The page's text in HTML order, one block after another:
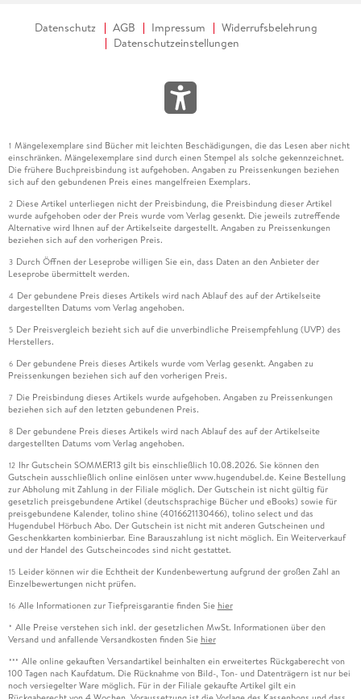
Datenschutz AGB Impressum
Widerrufsbelehrung
Datenschutzeinstellungen
1 Mängelexemplare sind Bücher mit leichten Beschädigungen, die das Lesen aber nicht
einschränken. Mängelexemplare sind durch einen Stempel als solche gekennzeichnet.
Die frühere Buchpreisbindung ist aufgehoben. Angaben zu Preissenkungen beziehen
sich auf den gebundenen Preis eines mangelfreien Exemplars.
2 Diese Artikel unterliegen nicht der Preisbindung, die Preisbindung dieser Artikel
wurde aufgehoben oder der Preis wurde vom Verlag gesenkt. Die jeweils zutreffende
Alternative wird Ihnen auf der Artikelseite dargestellt. Angaben zu Preissenkungen
beziehen sich auf den vorherigen Preis.
3 Durch Öffnen der Leseprobe willigen Sie ein, dass Daten an den Anbieter der
Leseprobe übermittelt werden.
4 Der gebundene Preis dieses Artikels wird nach Ablauf des auf der Artikelseite
dargestellten Datums vom Verlag angehoben.
5 Der Preisvergleich bezieht sich auf die unverbindliche Preisempfehlung (UVP) des
Herstellers.
6 Der gebundene Preis dieses Artikels wurde vom Verlag gesenkt. Angaben zu
Preissenkungen beziehen sich auf den vorherigen Preis.
7 Die Preisbindung dieses Artikels wurde aufgehoben. Angaben zu Preissenkungen
beziehen sich auf den letzten gebundenen Preis.
8 Der gebundene Preis dieses Artikels wird nach Ablauf des auf der Artikelseite
dargestellten Datums vom Verlag angehoben.
12 Ihr Gutschein SOMMER13 gilt bis einschließlich 10.08.2026. Sie können den
Gutschein ausschließlich online einlösen unter www.hugendubel.de. Keine Bestellung
zur Abholung mit Zahlung in der Filiale möglich. Der Gutschein ist nicht gültig für
gesetzlich preisgebundene Artikel (deutschsprachige Bücher und eBooks) sowie für
preisgebundene Kalender, tolino shine (4016621130466), tolino select und das
Hugendubel Hörbuch Abo. Der Gutschein ist nicht mit anderen Gutscheinen und
Geschenkkarten kombinierbar. Eine Barauszahlung ist nicht möglich. Ein Weiterverkauf
und der Handel des Gutscheincodes sind nicht gestattet.
15 Leider können wir die Echtheit der Kundenbewertung aufgrund der großen Zahl an
Einzelbewertungen nicht prüfen.
16 Alle Informationen zur Tiefpreisgarantie finden Sie hier
* Alle Preise verstehen sich inkl. der gesetzlichen MwSt. Informationen über den
Versand und anfallende Versandkosten finden Sie hier
*** Alle online gekauften Versandartikel beinhalten ein erweitertes Rückgaberecht von
100 Tagen nach Kaufdatum. Die Rücknahme von Bild-, Ton- und Datenträgern ist nur bei
noch versiegelter Ware möglich. Für in der Filiale gekaufte Artikel gilt ein